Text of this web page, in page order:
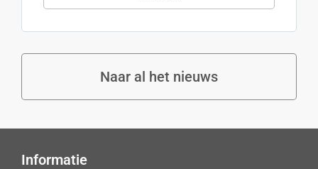
Naar al het nieuws
Informatie